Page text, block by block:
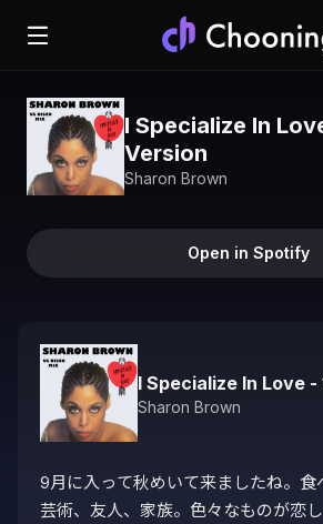
I Specialize In
Version
Sharon Brown
Open in Spotify
I Specialize In Love -
Sharon Brown
9月に入って秋めいて来ましたね。食
芸術、友人、家族。色々なものが恋